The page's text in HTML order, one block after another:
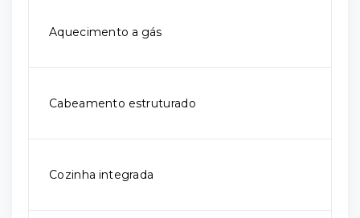
Aquecimento a gás
Cabeamento estruturado
Cozinha integrada